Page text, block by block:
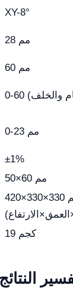
XY-8°
28 مم
60 مم
والخلف)
0-23 مم
±1%
50×60 مم
420×330×330 مم
19 كجم